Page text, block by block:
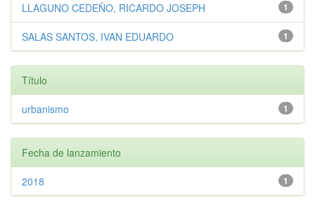
1
LLAGUNO CEDEÑO, RICARDO JOSEPH
1
SALAS SANTOS, IVAN EDUARDO
Título
1
urbanismo
Fecha de lanzamiento
1
2018